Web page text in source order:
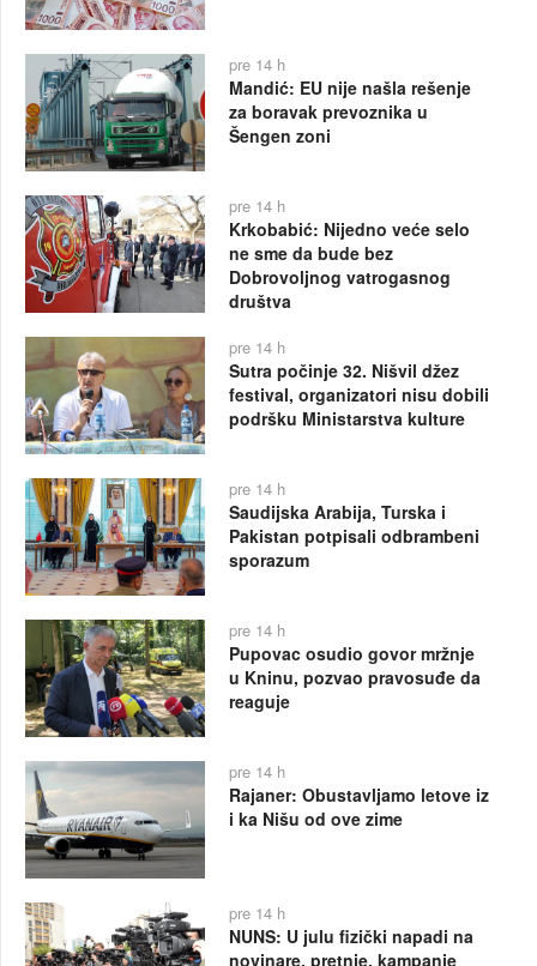
pre 14 h
Mandić: EU nije našla rešenje
za boravak prevoznika u
Šengen zoni
pre 14 h
Krkobabić: Nijedno veće selo
ne sme da bude bez
Dobrovoljnog vatrogasnog
društva
pre 14 h
Sutra počinje 32. Nišvil džez
festival, organizatori nisu dobili
podršku Ministarstva kulture
pre 14 h
Saudijska Arabija, Turska i
Pakistan potpisali odbrambeni
sporazum
pre 14 h
Pupovac osudio govor mržnje
u Kninu, pozvao pravosuđe da
reaguje
pre 14 h
Rajaner: Obustavljamo letove iz
i ka Nišu od ove zime
pre 14 h
NUNS: U julu fizički napadi na
novinare, pretnje, kampanje